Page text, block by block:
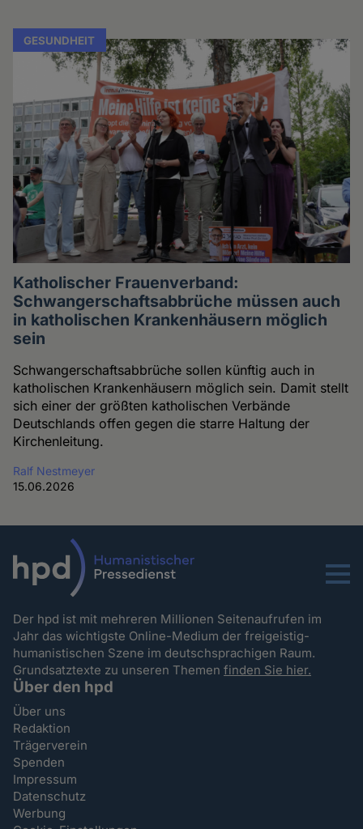
GESUNDHEIT
Katholischer Frauenverband:
Schwangerschaftsabbrüche müssen auch
in katholischen Krankenhäusern möglich
sein
Schwangerschaftsabbrüche sollen künftig auch in
katholischen Krankenhäusern möglich sein. Damit stellt
sich einer der größten katholischen Verbände
Deutschlands offen gegen die starre Haltung der
Kirchenleitung.
Ralf Nestmeyer
15.06.2026
Menu
Der hpd ist mit mehreren Millionen Seitenaufrufen im
Jahr das wichtigste Online-Medium der freigeistig-
humanistischen Szene im deutschsprachigen Raum.
Grundsatztexte zu unseren Themenfinden Sie hier.
Über den hpd
Über uns
Redaktion
Trägerverein
Spenden
Impressum
Datenschutz
Werbung